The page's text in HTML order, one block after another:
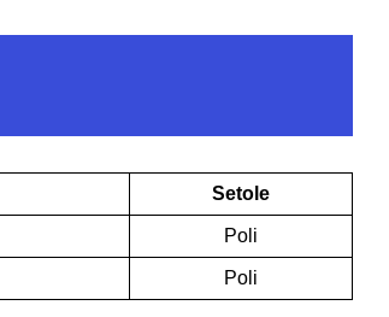
Setole
Poli
Poli